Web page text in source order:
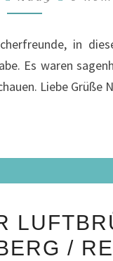
–
in
Es waren
Liebe
KINDER
DER
/